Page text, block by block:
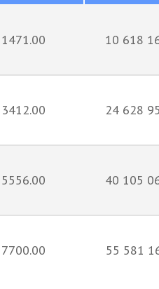
1471.00 10 618
3412.00 24 628
5556.00 40 105
7700.00 55 581